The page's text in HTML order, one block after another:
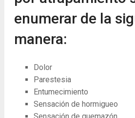
enumerar de la
manera:
Dolor
Parestesia
Entumecimiento
Sensación de hormigueo